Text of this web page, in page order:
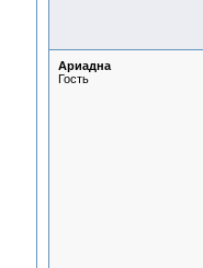
Ариадна
Гость